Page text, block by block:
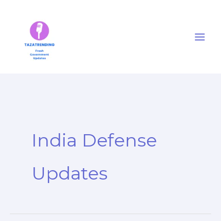
India Defense
Updates